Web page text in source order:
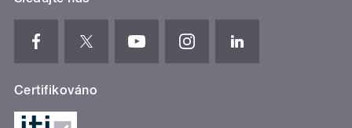
Certifikováno